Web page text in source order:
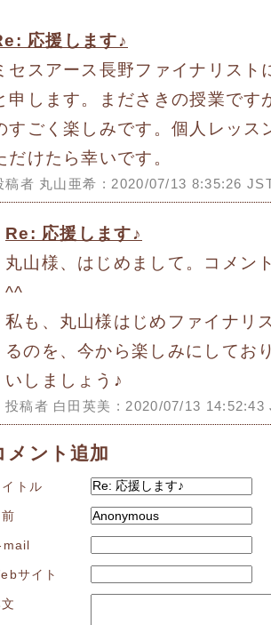
応援します♪
セスアース長野ファイナリス
申します。まださきの授業です
すごく楽しみです。個人レッス
だけたら幸いです。
稿者 丸山亜希 : 2020/07/13 8:35:26
Re: 応援します♪
丸山様、はじめまして。コメン
^^
私も、丸山様はじめファイナリ
るのを、今から楽しみにしてお
いしましょう♪
投稿者 白田英美 : 2020/07/13
メント追加
イトル
mail
サイト